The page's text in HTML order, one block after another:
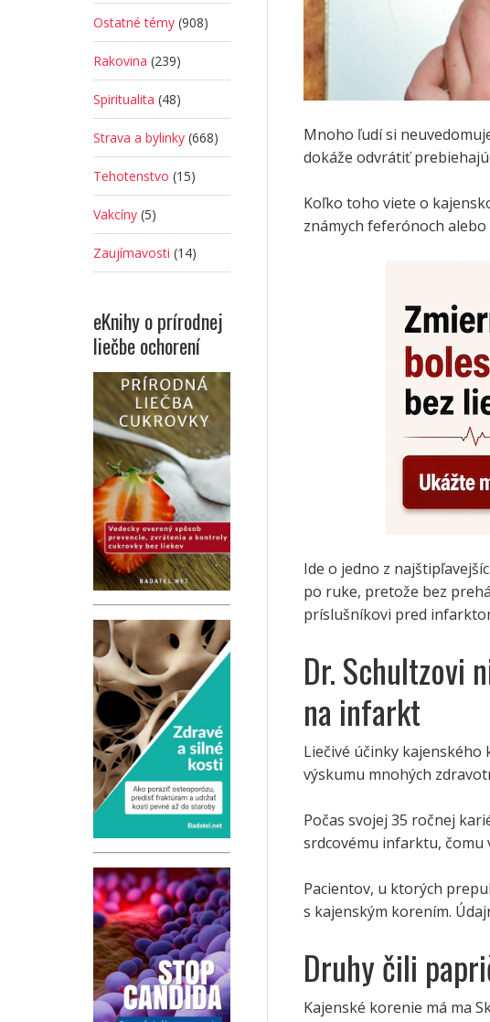
Mnoho ľudí si
dokáže odvrátiť
Koľko toho viete o
známych feferónoch
Ide o jedno z
po ruke, pretože bez
príslušníkovi pred
Dr. Schultzovi
na infarkt
Liečivé účinky
výskumu mnohých
Počas svojej 35 ročnej
srdcovému infarktu, čomu
Pacientov, u ktorých
s kajenským korením.
Druhy čili
Kajenské korenie má ma
Ostatné témy (908)
Rakovina (239)
Spiritualita (48)
Strava a bylinky (668)
Tehotenstvo (15)
Vakcíny (5)
Zaujímavosti (14)
eKnihy o prírodnej
liečbe ochorení